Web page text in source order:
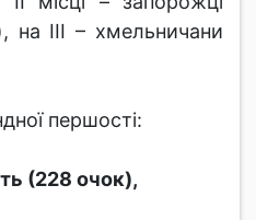
на ІІІ – хмельничани
першості:
(228 очок),